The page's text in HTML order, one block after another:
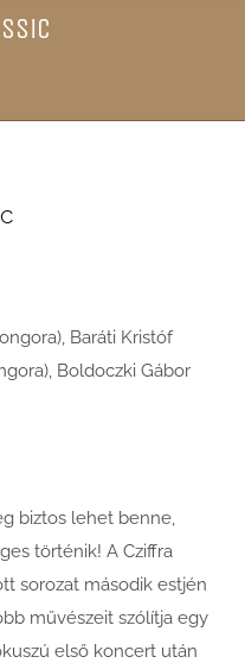
Baráti Kristóf
Boldoczki Gábor
biztos lehet benne,
történik! A Cziffra
sorozat második estjén
művészeit szólítja egy
első koncert után